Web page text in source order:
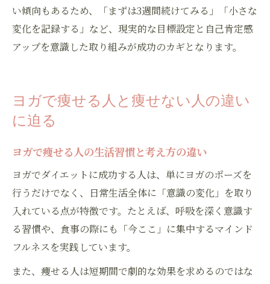
い傾向もあるため、「まずは3週間続けてみる」「小さな
変化を記録する」など、現実的な目標設定と自己肯定感
アップを意識した取り組みが成功のカギとなります。
ヨガで痩せる人と痩せない人の違い
に迫る
ヨガで痩せる人の生活習慣と考え方の違い
ヨガでダイエットに成功する人は、単にヨガのポーズを
行うだけでなく、日常生活全体に「意識の変化」を取り
入れている点が特徴です。たとえば、呼吸を深く意識す
る習慣や、食事の際にも「今ここ」に集中するマインド
フルネスを実践しています。
また、痩せる人は短期間で劇的な効果を求めるのではな